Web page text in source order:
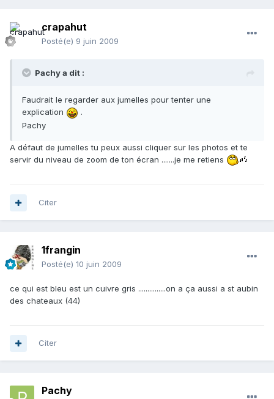
crapahut
Posté(e) 9 juin 2009
Pachy a dit :
Faudrait le regarder aux jumelles pour tenter une
explication
.
Pachy
A défaut de jumelles tu peux aussi cliquer sur les photos et te
servir du niveau de zoom de ton écran .......je me retiens
Citer
1frangin
Posté(e) 10 juin 2009
ce qui est bleu est un cuivre gris ...............on a ça aussi a st aubin
des chateaux (44)
Citer
Pachy